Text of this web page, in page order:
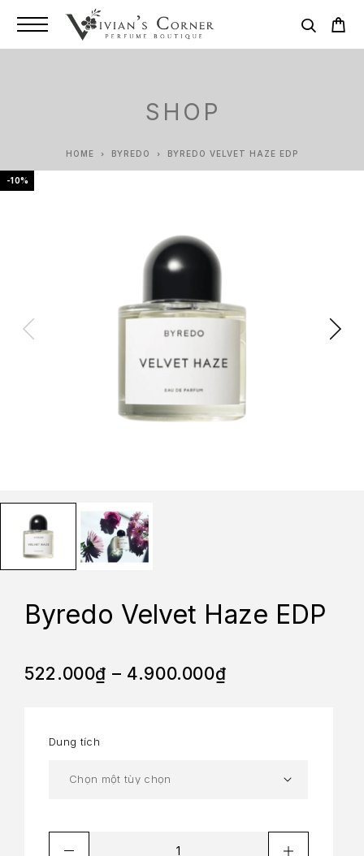
SHOP
HOME BYREDO BYREDO VELVET HAZE EDP
-10%
Byredo Velvet Haze EDP
522.000₫ – 4.900.000₫
Dung tích